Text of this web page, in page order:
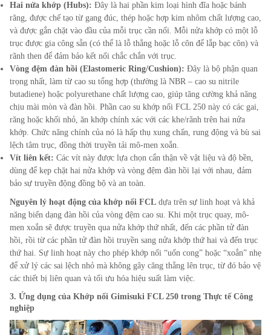
Hai nửa khớp (Hubs): Đây là hai phần kim loại hình đĩa hoặc bánh
răng, được chế tạo từ gang đúc, thép hoặc hợp kim nhôm chất lượng cao,
và được gắn chặt vào đầu của mỗi trục cần nối. Mỗi nửa khớp có một lỗ
trục được gia công sẵn (có thể là lỗ thẳng hoặc lỗ côn để lắp bạc côn) và
rãnh then để đảm bảo kết nối chắc chắn với trục.
Vòng đệm đàn hồi (Elastomeric Ring/Cushion): Đây là bộ phận quan
trọng nhất, làm từ cao su tổng hợp (thường là NBR – cao su nitrile
butadiene) hoặc polyurethane chất lượng cao, giúp tăng cường khả năng
chịu mài mòn và đàn hồi. Phần cao su khớp nối FCL 250 này có các gai,
răng hoặc khối nhỏ, ăn khớp chính xác với các khe/rãnh trên hai nửa
khớp. Chức năng chính của nó là hấp thụ xung chấn, rung động và bù sai
lệch tâm trục, đồng thời truyền tải mô-men xoắn.
Vít liên kết: Các vít này được lựa chọn cẩn thận về vật liệu và độ bền,
dùng để kẹp chặt hai nửa khớp và vòng đệm đàn hồi lại với nhau, đảm
bảo sự truyền động đồng bộ và an toàn.
Nguyên lý hoạt động của khớp nối FCL dựa trên sự linh hoạt và khả
năng biến dạng đàn hồi của vòng đệm cao su. Khi một trục quay, mô-
men xoắn sẽ được truyền qua nửa khớp thứ nhất, đến các phần tử đàn
hồi, rồi từ các phần tử đàn hồi truyền sang nửa khớp thứ hai và đến trục
thứ hai. Sự linh hoạt này cho phép khớp nối “uốn cong” hoặc “xoắn” nhẹ
để xử lý các sai lệch nhỏ mà không gây căng thẳng lên trục, từ đó bảo vệ
các thiết bị liên quan và tối ưu hóa hiệu suất làm việc.
3. Ứng dụng của Khớp nối Gimisuki FCL 250 trong Thực tế Công
nghiệp